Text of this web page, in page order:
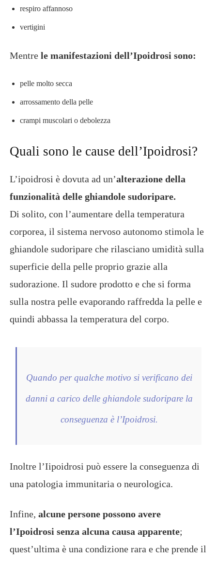
respiro affannoso
vertigini
Mentre le manifestazioni dell’Ipoidrosi sono:
pelle molto secca
arrossamento della pelle
crampi muscolari o debolezza
Quali sono le cause dell’Ipoidrosi?
L’ipoidrosi è dovuta ad un’alterazione della
funzionalità delle ghiandole sudoripare.
Di solito, con l’aumentare della temperatura
corporea, il sistema nervoso autonomo stimola le
ghiandole sudoripare che rilasciano umidità sulla
superficie della pelle proprio grazie alla
sudorazione. Il sudore prodotto e che si forma
sulla nostra pelle evaporando raffredda la pelle e
quindi abbassa la temperatura del corpo.
Quando per qualche motivo si verificano dei
danni a carico delle ghiandole sudoripare la
conseguenza è l’Ipoidrosi.
Inoltre l’Iipoidrosi può essere la conseguenza di
una patologia immunitaria o neurologica.
Infine, alcune persone possono avere
l’Ipoidrosi senza alcuna causa apparente;
quest’ultima è una condizione rara e che prende il